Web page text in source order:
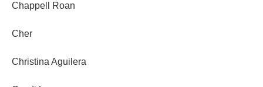
Chappell Roan
Cher
Christina Aguilera